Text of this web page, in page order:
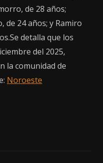
de 28 años;
de 24 años; y Ramiro
detalla que los
del 2025,
la comunidad de
Noroeste